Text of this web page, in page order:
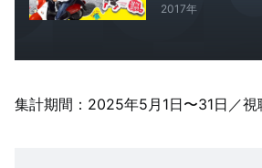
2017年
集計期間：2025年5月1日〜31日／視